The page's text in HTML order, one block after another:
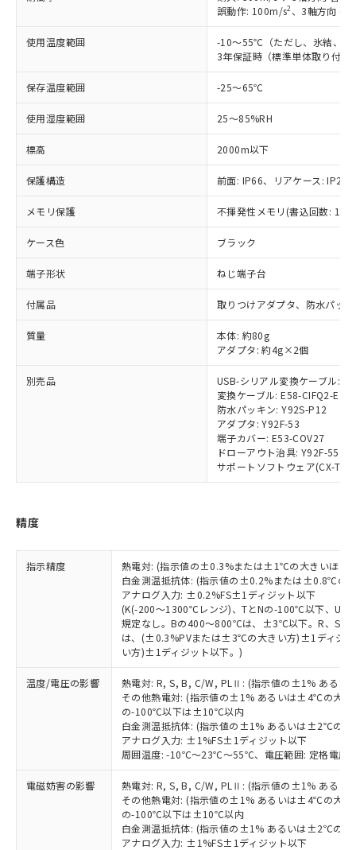
誤動作: 100m/s2 、3軸方向 各
使用温度範囲
-10～55℃（ただし、氷結、結
3年保証時（標準単体取り付
保存温度範囲 -25～65℃
使用湿度範囲 25～85%RH
標高 2000m以下
保護構造 前面: IP66、リアケース: IP20
メモリ保護 不揮発性メモリ(書込回数: 100
ケース色 ブラック
端子形状 ねじ端子台
付属品 取りつけアダプタ、防水パッ
質量
本体: 約80g
アダプタ: 約4g×2個
別売品
USB-シリアル変換ケーブル:
変換ケーブル: E58-CIFQ2-E
防水パッキン: Y92S-P12
アダプタ: Y92F-53
端子カバー: E53-COV27
ドローアウト治具: Y92F-55
サポートソフトウェア(CX-
精度
指示精度
熱電対: (指示値の±0.3%または±1℃の大きいほう
白金測温抵抗体: (指示値の±0.2%または±0.8℃の
アナログ入力: ±0.2%FS±1ディジット以下
(K(-200～1300℃レンジ)、TとNの-100℃以下、U
規定なし。Bの400～800℃は、±3℃以下。R、S
は、(±0.3%PVまたは±3℃の大きい方)±1ディジ
い方)±1ディジット以下。)
温度/電圧の影響
熱電対: R, S, B, C/W, PLⅡ: (指示値の±1% ある
その他熱電対: (指示値の±1% あるいは±4℃の大き
の-100℃以下は±10℃以内
白金測温抵抗体: (指示値の±1% あるいは±2℃の大
アナログ入力: ±1%FS±1ディジット以下
周囲温度: -10℃～23℃～55℃、電圧範囲: 定格電圧
電磁妨害の影響
熱電対: R, S, B, C/W, PLⅡ: (指示値の±1% ある
その他熱電対: (指示値の±1% あるいは±4℃の大き
の-100℃以下は±10℃以内
白金測温抵抗体: (指示値の±1% あるいは±2℃の大
アナログ入力: ±1%FS±1ディジット以下
(税抜)を提供させていただくもので
当社制御機器事業取扱商品の中には、
本サービスの対象外となる商品もある
ことをご了承ください。
在庫状況および標準価格照会結果は、
タに基づき作成されるものであり、閲
覧された時点での実際の在庫および標
準価格とは異なる場合があることをご
正式な納期状況および標準価格はお客
様のお取引先、またはお客様担当のオ
ムロン制御機器販売店・当社販売員に
オムロン制御機器販売店や当社販売拠
販売ネットワーク
」をご確認
在庫状況および標準価格結果を当社の
事前の承諾なく第三者に漏洩または開
示しないようお願いします。
マイパーツ機能（部品リスト作成サー
ビス）をご利用いただくには、I-Web
メンバーズにご登録されている必要が
お客様が当ウェブサイト上で当社にご
登録された部品リストについて、当社
および当社の共同利用者が、当社の製
品・サービスに関するお客様との取
用者の範囲」に記載されている法人を
指します。
非該当品：ライセンス料など無形物で、有
害物質有無と関係のない商品です。
仕入先様の事情により、非含有部品として
いたものが、含有品と判明した場合などや
むを得ず変更することがあります。
*EU RoHS指令（10物質）：
鉛(Pb) 1000ppm以下、 水銀(Hg) 1000ppm以下、 カド
六価クロム(Cr(Ⅵ)) 1000ppm以下、ポリ臭化ビフェニル
類(PBB) 1000ppm以下、ポリ臭化ジフェニルエーテル類
(PBDE) 1000ppm以下、フタル酸ビス(2-エチルヘキシ
（DBP） 1000ppm以下、フタル酸ジイソブチル
但し、RoHS指令で産業用監視および制御機器に対する
適用除外項目は除く。
フタル酸エステル類の４物質については閾値を超える意
図的な使用がないことを確認しています。
部品在庫の切り替え状況などにより、予定
月が前後することがあります。
※3 非含有証明書ダウンロード
下記の非含有証明書をダウンロードするこ
※本証明書は発行日時点で非含有を証明す
るもので、過去に遡って非含有を証明する
ものではありません。
また、RoHS指令のフタル酸エステル類４
物質の対応では、対応完了までの期間は出
荷製品に未対応品が混在することから備考
欄に対応日を記載しておりました。
既に当社にて対応品への在庫切替を完了
していることから、特段のことがない限
り、2022年1月12日より割愛しておりま
「○」：最大均質材料含有率が中国RoHSの
「×」：最大均質材料含有率が中国RoHSの
基準値を超えていることを示します。
「－」：未確認です。当社販売部門へお問
*中国RoHS10物質の基準値 (GB/T26572)：
Pb(鉛) :1000ppm、 Hg(水銀) : 1000ppm、 Cd(カドミウ
Cr(Ⅵ)(六価クロム) : 1000ppm、 PBBs(ポリ臭化ビフェ
ニル類) : 1000ppm、 PBDEs(ポリ臭化ジフェニルエーテ
DBP(フタル酸ジブチル) : 1000ppm、 DIBP(フタル酸ジ
イソブチル) : 1000ppm、 BBP(フタル酸ブチルベンジ
DEHP(フタル酸ビス(2-エチルヘキシル)) : 1000ppm
「ｅ」：有害物質（10物質）のすべてが基
準値以下であることを示します。
「10」：通常の使用状況下において有害物
質が外部に漏えいし、環境に深刻な影響を
及ぼさない年数を意味します。
「－」：未確認です。当社販売部門へお問
当社は、これら貴社製品のうち、外国
為替および外国貿易法に定める商品
（以下｢規制貨物等」という）を輸出
または国外への提供する場合は、日本
国政府の輸出許可(または役務取引許
可)を取得するなどの必要な手続きを
当社は規制貨物を破棄する場合は、完
全に破砕するなど、違法に輸出されな
いよう必要な手段を講じます。
当社は貴社製品を、核兵器、ミサイ
ル、化学兵器、生物兵器またはその他
武器並びにこれらの製造装置等に一切
当社は、貴社製品を第三者に販売する
場合は、上記1、2および3の内容を当
該第三者に通知します。また当社は、
販売先および販売に係わる関係者が違
法に輸出するおそれがある場合は、取
り引きをいたしません。
記
一定数以上の在庫あり
一定数には満たないが在庫あり
在庫なし(最新の在庫状況につ
いては、お客様のお取引先、ま
たはお客様担当のオムロン制御
機器販売店・当社販売員にご確
受注生産機種、また在庫状況の
情報を公開していない機種